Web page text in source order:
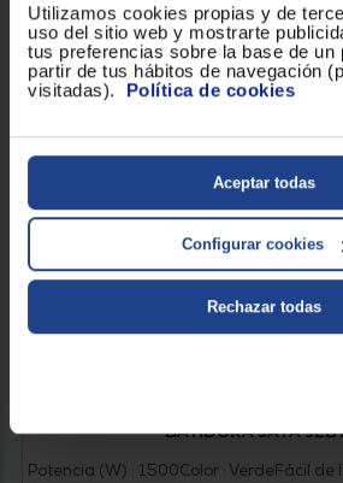
Utilizamos cookies propias y de
uso del sitio web y mostrarte
tus preferencias sobre la base de un
partir de tus hábitos de navegación
visitadas). Política de cookies
Aceptar todas
Configurar cookies
Rechazar todas
VER
BATIDORA JATA
Potencia (W) : 1500Color : VerdeFácil de